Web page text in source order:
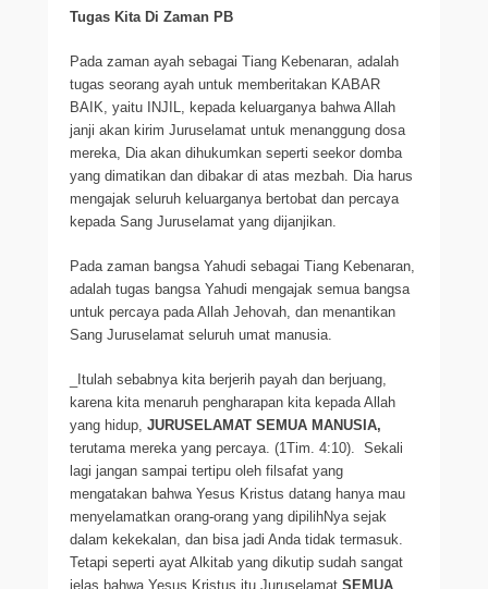
Tugas Kita Di Zaman PB
Pada zaman ayah sebagai Tiang Kebenaran, adalah
tugas seorang ayah untuk memberitakan KABAR
BAIK, yaitu INJIL, kepada keluarganya bahwa Allah
janji akan kirim Juruselamat untuk menanggung dosa
mereka, Dia akan dihukumkan seperti seekor domba
yang dimatikan dan dibakar di atas mezbah. Dia harus
mengajak seluruh keluarganya bertobat dan percaya
kepada Sang Juruselamat yang dijanjikan.
Pada zaman bangsa Yahudi sebagai Tiang Kebenaran,
adalah tugas bangsa Yahudi mengajak semua bangsa
untuk percaya pada Allah Jehovah, dan menantikan
Sang Juruselamat seluruh umat manusia.
_Itulah sebabnya kita berjerih payah dan berjuang,
karena kita menaruh pengharapan kita kepada Allah
yang hidup, JURUSELAMAT SEMUA MANUSIA,
terutama mereka yang percaya. (1Tim. 4:10). Sekali
lagi jangan sampai tertipu oleh filsafat yang
mengatakan bahwa Yesus Kristus datang hanya mau
menyelamatkan orang-orang yang dipilihNya sejak
dalam kekekalan, dan bisa jadi Anda tidak termasuk.
Tetapi seperti ayat Alkitab yang dikutip sudah sangat
jelas bahwa Yesus Kristus itu Juruselamat SEMUA